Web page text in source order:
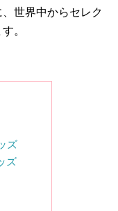
世界中からセレク
。
ズ
ズ